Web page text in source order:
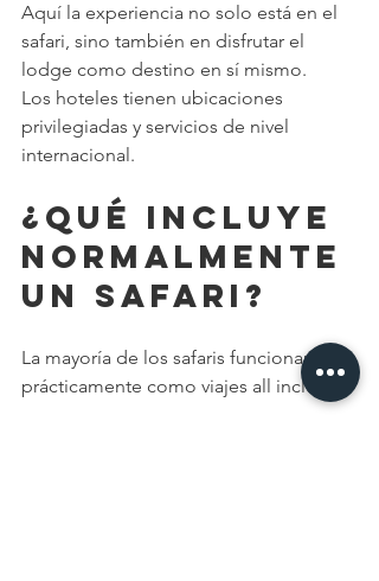
Aquí la experiencia no solo está en el
safari, sino también en disfrutar el
lodge como destino en sí mismo.
Los hoteles tienen ubicaciones
privilegiadas y servicios de nivel
internacional.
¿Qué incluye
normalmente
un safari?
La mayoría de los safaris funcionan
prácticamente como viajes all inclusive.